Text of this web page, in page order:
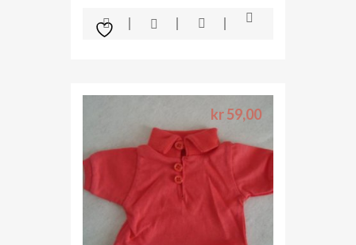
kr59,00